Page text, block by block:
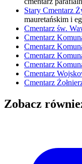
Stary Cmentarz
mauretańskim i
Cmentarz św.
Cmentarz
Cmentarz
Cmentarz
Cmentarz
Cmentarz
Cmentarz
Zobacz